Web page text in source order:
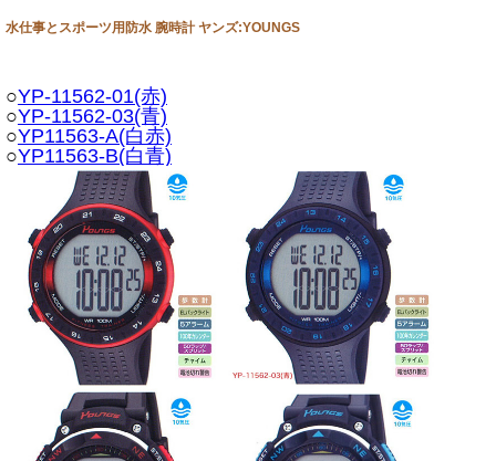
水仕事とスポーツ用防水 腕時計 ヤンズ:YOUNGS
○YP-11562-01(赤)
○YP-11562-03(青)
○YP11563-A(白赤)
○YP11563-B(白青)